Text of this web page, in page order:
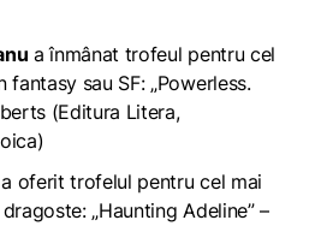
a înmânat trofeul pentru cel
sau SF: „Powerless.
(Editura Litera,
a oferit trofelul pentru cel mai
„Haunting Adeline” –